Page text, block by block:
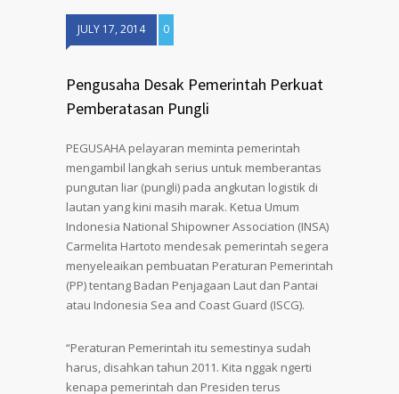
JULY 17, 2014 0
Pengusaha Desak Pemerintah Perkuat
Pemberatasan Pungli
PEGUSAHA pelayaran meminta pemerintah
mengambil langkah serius untuk memberantas
pungutan liar (pungli) pada angkutan logistik di
lautan yang kini masih marak. Ketua Umum
Indonesia National Shipowner Association (INSA)
Carmelita Hartoto mendesak pemerintah segera
menyeleaikan pembuatan Peraturan Pemerintah
(PP) tentang Badan Penjagaan Laut dan Pantai
atau Indonesia Sea and Coast Guard (ISCG).
“Peraturan Pemerintah itu semestinya sudah
harus, disahkan tahun 2011. Kita nggak ngerti
kenapa pemerintah dan Presiden terus